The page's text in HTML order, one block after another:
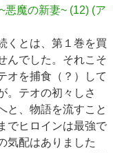
悪魔の新妻~ (12) (ア
くとは、第１巻を買
んでした。それこそ
オを捕食（？）して
。テオの初々しさ
と、物語を流すこと
でヒロインは最強で
気配はありました